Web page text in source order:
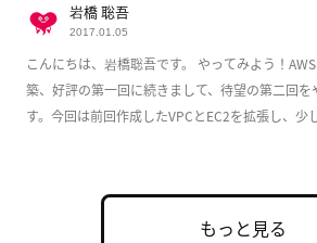
こんにちは、岩橋聡吾です。 やってみよう！
築、好評の第一回に続きまして、待望の第二回を
す。今回は前回作成したVPCとEC2を拡張し、少
岩橋 聡吾
2017.01.05
もっと見る